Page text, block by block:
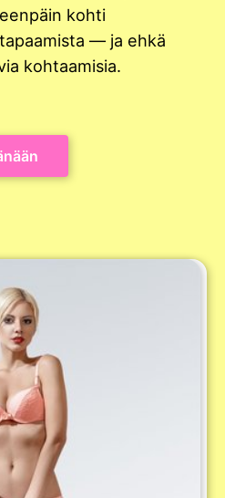
kohti
— ja ehkä
kohtaamisia.